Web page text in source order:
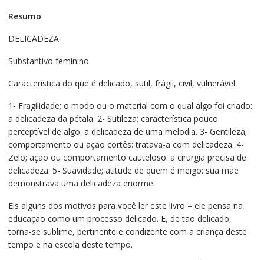
Resumo
DELICADEZA
Substantivo feminino
Característica do que é delicado, sutil, frágil, civil, vulnerável.
1- Fragilidade; o modo ou o material com o qual algo foi criado:
a delicadeza da pétala. 2- Sutileza; característica pouco
perceptível de algo: a delicadeza de uma melodia. 3- Gentileza;
comportamento ou ação cortês: tratava-a com delicadeza. 4-
Zelo; ação ou comportamento cauteloso: a cirurgia precisa de
delicadeza. 5- Suavidade; atitude de quem é meigo: sua mãe
demonstrava uma delicadeza enorme.
Eis alguns dos motivos para você ler este livro – ele pensa na
educação como um processo delicado. E, de tão delicado,
torna-se sublime, pertinente e condizente com a criança deste
tempo e na escola deste tempo.